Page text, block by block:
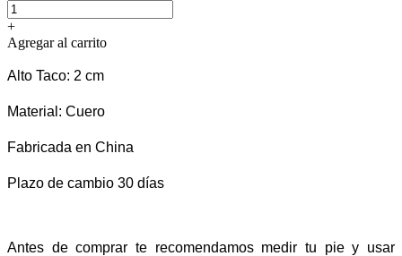
+
Agregar al carrito
Alto Taco: 2 cm
Material: Cuero
Fabricada en China
Plazo de cambio 30 días
Antes de comprar te recomendamos medir tu pie y usar